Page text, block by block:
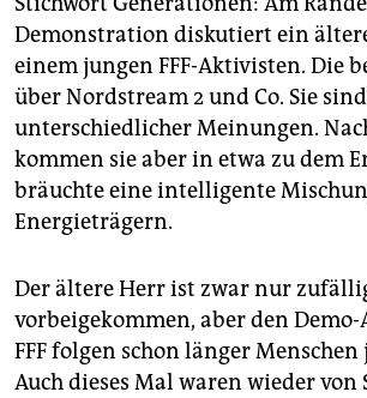
Demonstration diskutiert ein
einem jungen FFF-Aktivisten. Die
über Nordstream 2 und Co. Sie
unterschiedlicher Meinungen.
kommen sie aber in etwa zu dem
bräuchte eine intelligente
Energieträgern.
Der ältere Herr ist zwar nur
vorbeigekommen, aber den
FFF folgen schon länger
Auch dieses Mal waren wieder